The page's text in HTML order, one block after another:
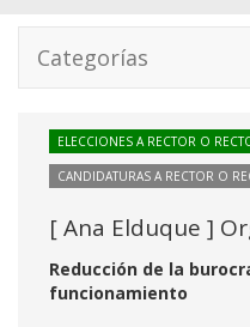
Categorías
ELECCIONES A RECTOR O
CANDIDATURAS A RECTOR O
[ Ana Elduque ]
Reducción de la
funcionamiento